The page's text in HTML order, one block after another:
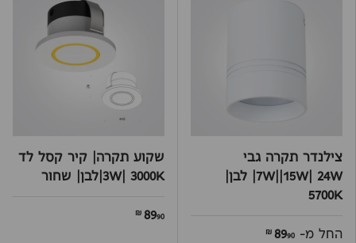
צילנדר תקרה גבי
7W||15W| 24W| לבן|
5700K
החל מ- 8990 ₪
שקוע תקרה| קיר קסל לד
3W| 3000K|לבן| שחור
8990 ₪